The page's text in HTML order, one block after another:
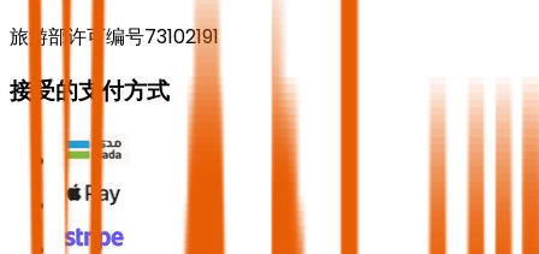
旅游部许可编号73102191
接受的支付方式